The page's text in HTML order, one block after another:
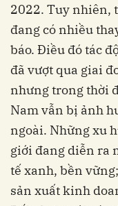
2022. Tuy nhiên,
đang có nhiều
báo. Điều đó tác
đã vượt qua giai
nhưng trong thời
Nam vẫn bị ảnh
ngoài. Những xu
giới đang diễn ra
tế xanh, bền
sản xuất kinh